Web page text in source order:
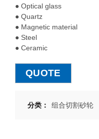
● Optical glass
● Quartz
● Magnetic material
● Steel
● Ceramic
QUOTE
分类： 组合切割砂轮